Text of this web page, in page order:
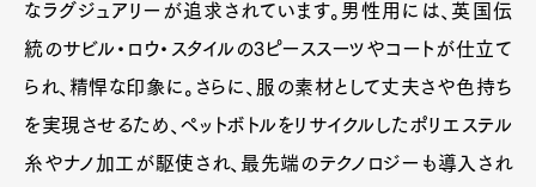
なラグジュアリーが追求されています。男性用には、英国伝
統のサビル・ロウ・スタイルの3ピーススーツやコートが仕立て
られ、精悍な印象に。さらに、服の素材として丈夫さや色持ち
を実現させるため、ペットボトルをリサイクルしたポリエステル
糸やナノ加工が駆使され、最先端のテクノロジーも導入され